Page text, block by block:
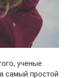
ученые
самый простой